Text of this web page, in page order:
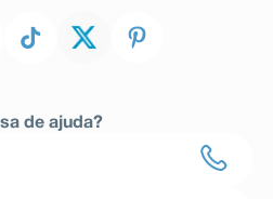
de ajuda?